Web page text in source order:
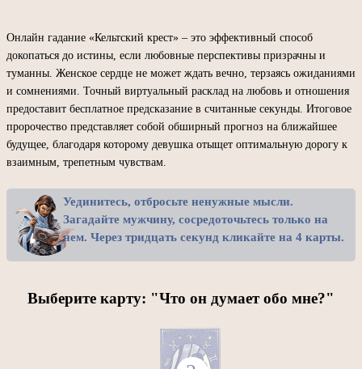
Онлайн гадание «Кельтский крест» – это эффективный способ
докопаться до истины, если любовные перспективы призрачны и
туманны. Женское сердце не может ждать вечно, терзаясь ожиданиями
и сомнениями. Точный виртуальный расклад на любовь и отношения
предоставит бесплатное предсказание в считанные секунды. Итоговое
пророчество представляет собой обширный прогноз на ближайшее
будущее, благодаря которому девушка отыщет оптимальную дорогу к
взаимным, трепетным чувствам.
Уединитесь, отбросьте ненужные мысли.
Загадайте мужчину, сосредоточьтесь только на
нем. Через тридцать секунд кликайте на 4 карты.
Выберите карту: "Что он думает обо мне?"